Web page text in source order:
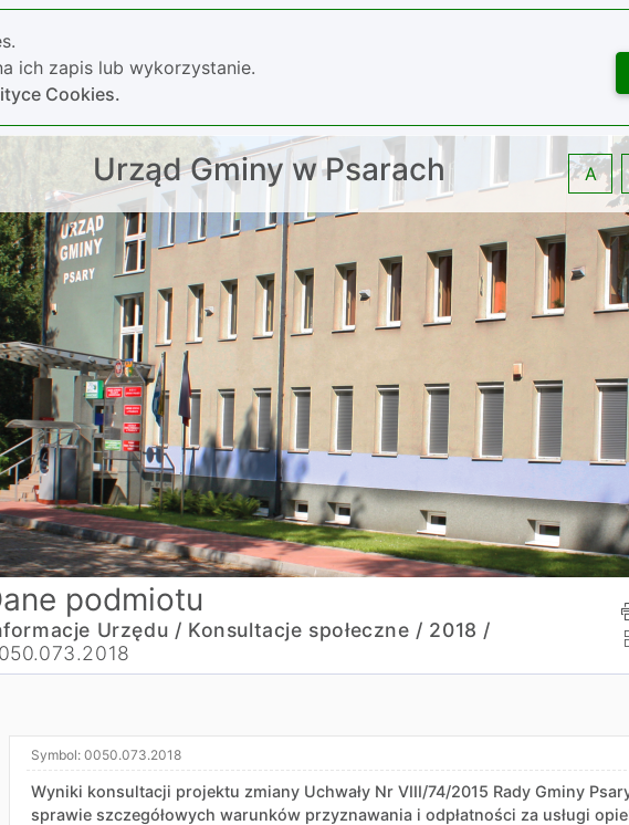
ich zapis lub wykorzystanie.
Cookies.
Urząd Gminy w Psarach A
podmiotu
Urzędu / Konsultacje społeczne / 2018 /
Symbol: 0050.073.2018
Wyniki konsultacji projektu zmiany Uchwały Nr VIII/74/2015 Rady Gminy
sprawie szczegółowych warunków przyznawania i odpłatności za usługi